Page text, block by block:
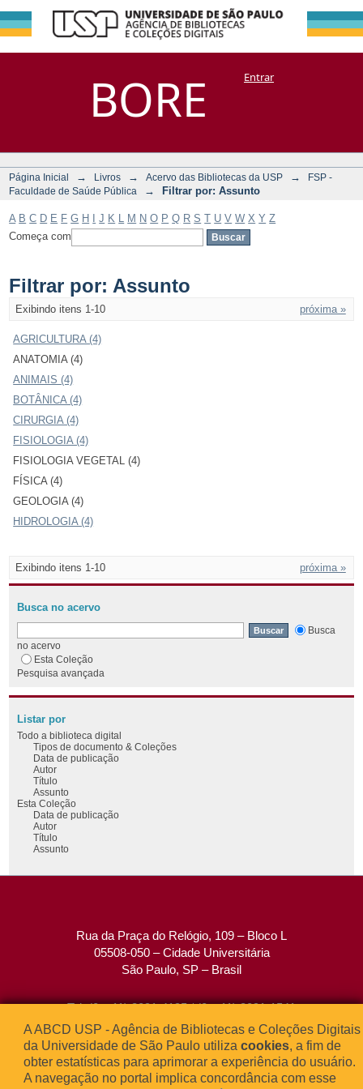
BORE
Filtrar por:
Assunto
DSpace/Manakin + CoriscoEntrar
Página Inicial → Livros → Acervo das Bibliotecas da USP →
FSP -
Faculdade de Saúde Pública
→ Filtrar por: Assunto
A B C D E F G H J K M N O P Q R S T U V W X Y Z
Começa com
Filtrar por: Assunto
Exibindo itens 1-10 próxima »
AGRICULTURA (4)
ANATOMIA (4)
ANIMAIS (4)
BOTÂNICA (4)
CIRURGIA (4)
FISIOLOGIA (4)
FISIOLOGIA VEGETAL (4)
FÍSICA (4)
GEOLOGIA (4)
HIDROLOGIA (4)
Exibindo itens 1-10 próxima »
Busca no acervo
Busca
no acervo
Esta Coleção
Pesquisa avançada
Listar por
Todo a biblioteca digital
Tipos de documento & Coleções
Data de publicação
Autor
Título
Assunto
Esta Coleção
Data de publicação
Autor
Título
Assunto
Rua da Praça do Relógio, 109 – Bloco L
05508-050 – Cidade Universitária
São Paulo, SP – Brasil
Tel: (0xx11) 3091-4195 / (0xx11) 3091-1541
Fax: (0xx11) 3091-1567
E-mail:atendimento@abcd.usp.br
A ABCD USP - Agência de Bibliotecas e Coleções Digitais
da Universidade de São Paulo utiliza cookies, a fim de
obter estatísticas para aprimorar a experiência do usuário.
A navegação no portal implica concordância com esse